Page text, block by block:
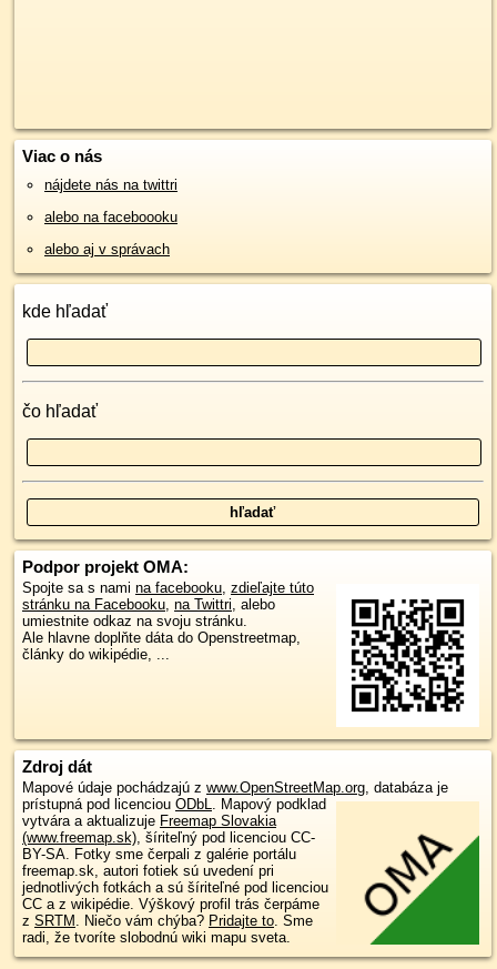
Viac o nás
nájdete nás na twittri
alebo na faceboooku
alebo aj v správach
kde hľadať
čo hľadať
Podpor projekt OMA:
Spojte sa s nami na facebooku, zdieľajte túto
stránku na Facebooku, na Twittri, alebo
umiestnite odkaz na svoju stránku.
Ale hlavne doplňte dáta do Openstreetmap,
články do wikipédie, ...
Zdroj dát
Mapové údaje pochádzajú z www.OpenStreetMap.org, databáza je
prístupná pod licenciou ODbL. Mapový podklad
vytvára a aktualizuje Freemap Slovakia
(www.freemap.sk), šíriteľný pod licenciou CC-
BY-SA. Fotky sme čerpali z galérie portálu
freemap.sk, autori fotiek sú uvedení pri
jednotlivých fotkách a sú šíriteľné pod licenciou
CC a z wikipédie. Výškový profil trás čerpáme
z SRTM . Niečo vám chýba? Pridajte to. Sme
radi, že tvoríte slobodnú wiki mapu sveta.